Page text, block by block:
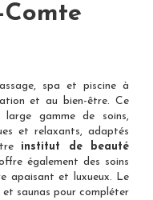
spa et piscine à
et au bien-être. Ce
gamme de soins,
et relaxants, adaptés
institut de beauté
également des soins
apaisant et luxueux. Le
et saunas pour compléter